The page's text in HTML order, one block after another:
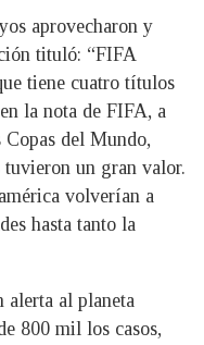
aprovecharon y
tituló: “FIFA
tiene cuatro títulos
la nota de FIFA, a
Copas del Mundo,
un gran valor.
volverían a
hasta tanto la
alerta al planeta
800 mil los casos,